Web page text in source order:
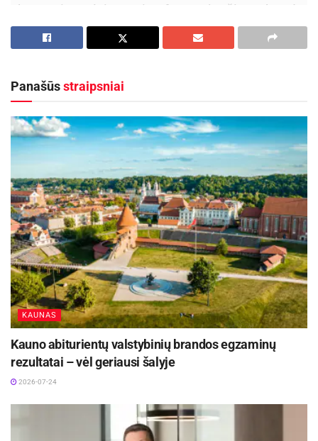
ekonominę laisvę ir formuojančias bendrą
laisvės supratimą. Pirma, kaip savivaldybė veikia
gyventojo atžvilgiu. Ar sukuriama palanki
paslaugų teikėjams. Atsižvelgta į transporto,
vertintos savivaldybės sudaromos sąlygos
privačiam sektoriui ir konkurencijai. Antra, koks
savivaldybės indėlis sudarant palankią aplinką
investuotojams ir verslui. Trečia, ar efektyvus
administravimas. LLRI indeksas sudarytas
remiantis daugiausia 2014-2015 m.
duomenimis.
Aktualios naujienos
DHL perka „Venipak“ grupę: stiprins pozicijas
2026-07-28
su Ukraina užtikrinimas
2026-07-25
Panašūsstraipsniai
KAUNAS
Kauno abiturientų valstybinių brandos egzaminų
rezultatai – vėl geriausi šalyje
2026-07-24